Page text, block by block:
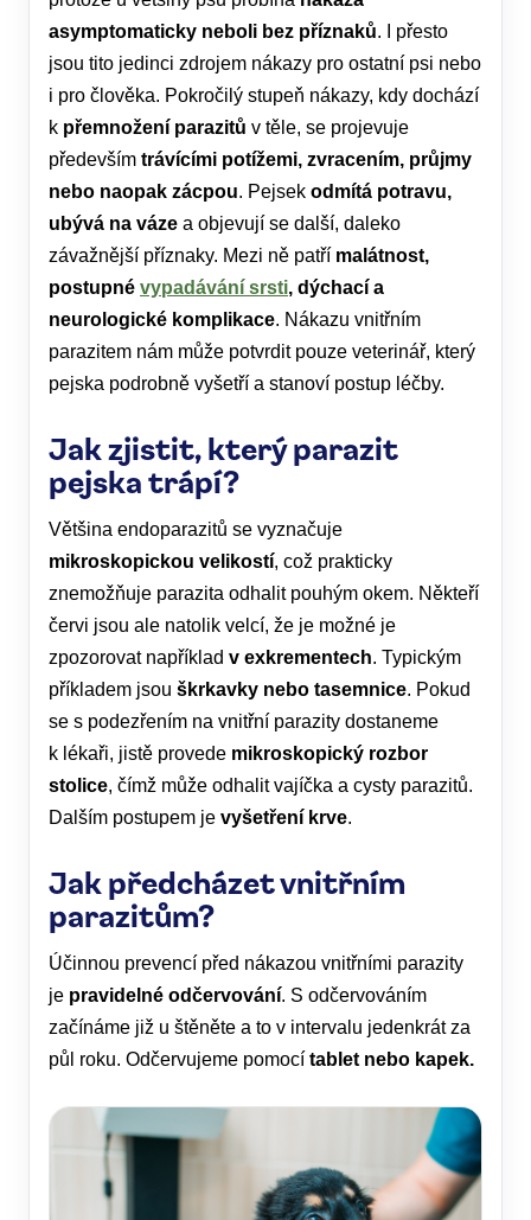
asymptomaticky neboli bez příznaků. I přesto
jsou tito jedinci zdrojem nákazy pro ostatní psi nebo
i pro člověka. Pokročilý stupeň nákazy, kdy dochází
k přemnožení parazitů v těle, se projevuje
především trávícími potížemi, zvracením, průjmy
nebo naopak zácpou. Pejsek odmítá potravu,
ubývá na váze a objevují se další, daleko
závažnější příznaky. Mezi ně patří malátnost,
postupné vypadávání srsti, dýchací a
neurologické komplikace. Nákazu vnitřním
parazitem nám může potvrdit pouze veterinář, který
pejska podrobně vyšetří a stanoví postup léčby.
Jak zjistit, který parazit
pejska trápí?
Většina endoparazitů se vyznačuje
mikroskopickou velikostí, což prakticky
znemožňuje parazita odhalit pouhým okem. Někteří
červi jsou ale natolik velcí, že je možné je
zpozorovat například v exkrementech. Typickým
příkladem jsou škrkavky nebo tasemnice. Pokud
se s podezřením na vnitřní parazity dostaneme
k lékaři, jistě provede mikroskopický rozbor
stolice, čímž může odhalit vajíčka a cysty parazitů.
Dalším postupem je vyšetření krve.
Jak předcházet vnitřním
parazitům?
Účinnou prevencí před nákazou vnitřními parazity
je pravidelné odčervování. S odčervováním
začínáme již u štěněte a to v intervalu jedenkrát za
půl roku. Odčervujeme pomocí tablet nebo kapek.